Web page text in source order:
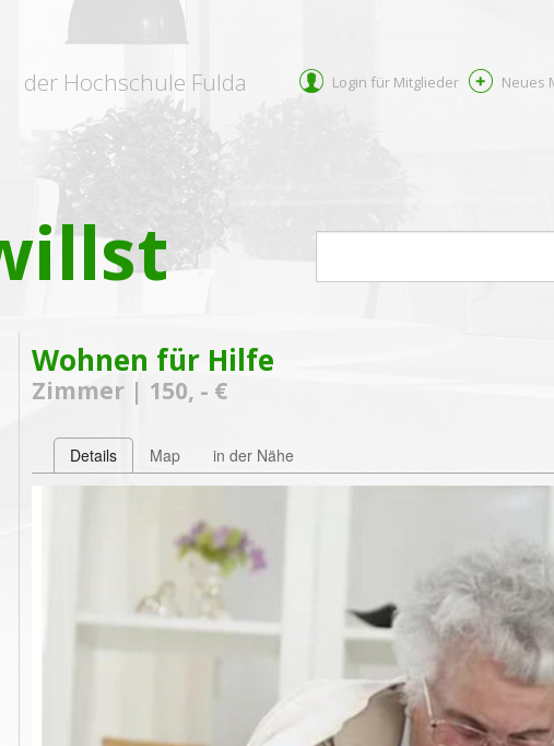
der Hochschule Fulda Login für Mitglieder Neues
Wohnen für Hilfe
Zimmer | 150, - €
Details Map in der Nähe